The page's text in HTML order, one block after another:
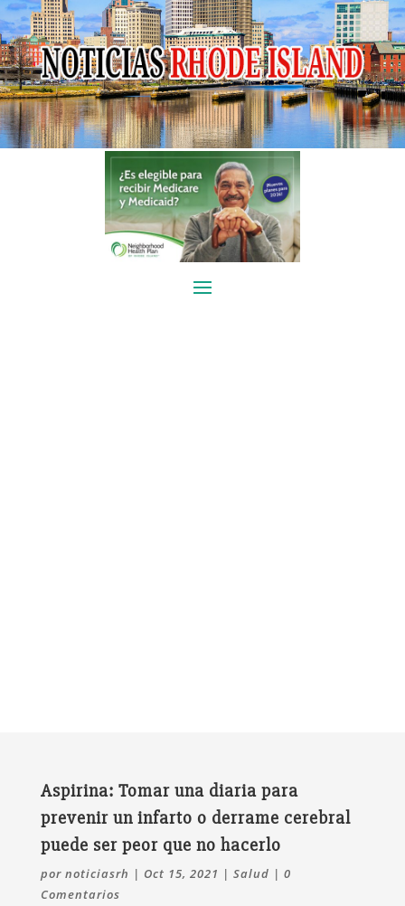
Aspirina: Tomar una diaria para
prevenir un infarto o derrame cerebral
puede ser peor que no hacerlo
por noticiasrh | Oct 15, 2021 | Salud | 0
Comentarios